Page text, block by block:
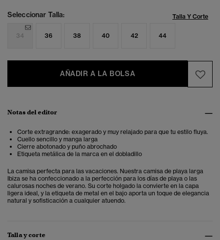
Seleccionar Talla: Talla Y Corte
34 36 38 40 42 44
AÑADIR A LA BOLSA
Notas del editor
Corte extragrande: exagerado y muy relajado para que tu estilo fluya.
Cuello sencillo y manga larga
Cierre abotonado y puño abrochado
Etiqueta metálica de la marca en el dobladillo
La camisa perfecta para las vacaciones. Nuestra camisa de playa larga
Ibiza se ha confeccionado a la perfección para los días de playa o las
calurosas noches de verano. Su corte holgado la convierte en la capa
ligera ideal, y la etiqueta de metal en el bajo aporta un toque de elegancia
natural y sofisticación a cualquier atuendo.
Talla y corte